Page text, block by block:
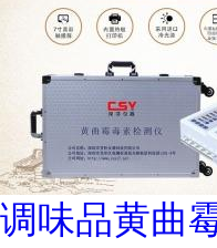
调味品黄曲